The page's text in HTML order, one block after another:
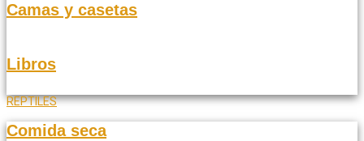
Camas y casetas
Libros
REPTILES
Comida seca